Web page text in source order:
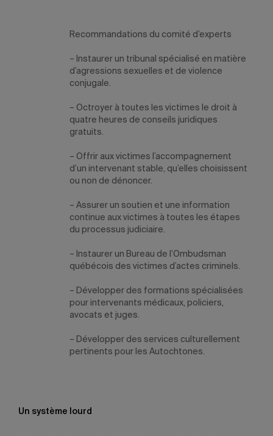
Recommandations du comité d’experts
– Instaurer un tribunal spécialisé en matière
d’agressions sexuelles et de violence
conjugale.
– Octroyer à toutes les victimes le droit à
quatre heures de conseils juridiques
gratuits.
– Offrir aux victimes l’accompagnement
d’un intervenant stable, qu’elles choisissent
ou non de dénoncer.
– Assurer un soutien et une information
continue aux victimes à toutes les étapes
du processus judiciaire.
– Instaurer un Bureau de l’Ombudsman
québécois des victimes d’actes criminels.
– Développer des formations spécialisées
pour intervenants médicaux, policiers,
avocats et juges.
– Développer des services culturellement
pertinents pour les Autochtones.
Un système lourd